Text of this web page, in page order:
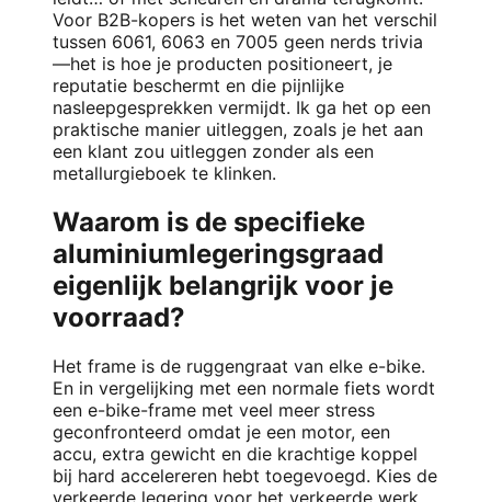
Voor B2B-kopers is het weten van het verschil
tussen 6061, 6063 en 7005 geen nerds trivia
—het is hoe je producten positioneert, je
reputatie beschermt en die pijnlijke
nasleepgesprekken vermijdt. Ik ga het op een
praktische manier uitleggen, zoals je het aan
een klant zou uitleggen zonder als een
metallurgieboek te klinken.
Waarom is de specifieke
aluminiumlegeringsgraad
eigenlijk belangrijk voor je
voorraad?
Het frame is de ruggengraat van elke e-bike.
En in vergelijking met een normale fiets wordt
een e-bike-frame met veel meer stress
geconfronteerd omdat je een motor, een
accu, extra gewicht en die krachtige koppel
bij hard accelereren hebt toegevoegd. Kies de
verkeerde legering voor het verkeerde werk